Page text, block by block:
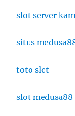
slot server
situs
toto slot
slot medusa88